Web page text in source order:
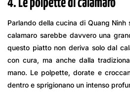
4. Le polpette di calamaro
Parlando della cucina di Quang
calamaro sarebbe davvero una
questo piatto non deriva solo dal
con cura, ma anche dalla
mano. Le polpette, dorate e
dentro e sprigionano un intenso